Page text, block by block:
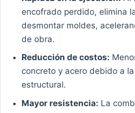
encofrado perdido, elimina
desmontar moldes,
de obra.
Reducción de costos:
concreto y acero debido a
estructural.
Mayor resistencia: La